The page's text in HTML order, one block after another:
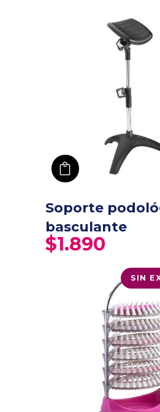
añadir a carro
Soporte
basculante
$1.890
SIN